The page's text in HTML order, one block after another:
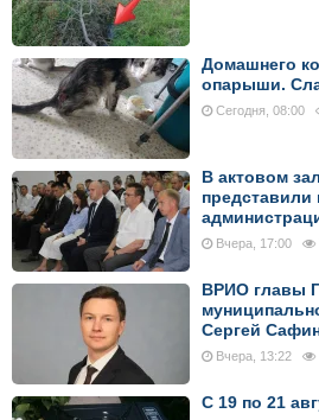
Домашнего
опарыши.
Сегодня, 08:00
В актовом
представили
Вчера, 17:00
ВРИО главы
Сергей
Вчера, 13:22
С 19 по 21